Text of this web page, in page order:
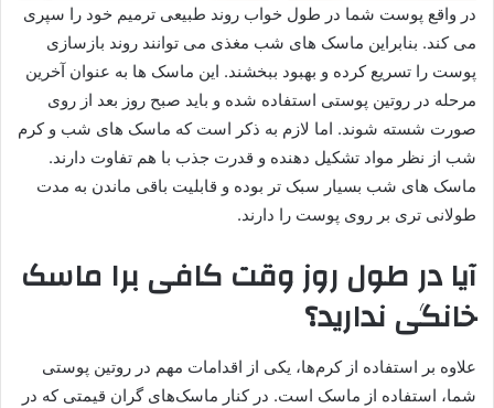
در واقع پوست شما در طول خواب روند طبیعی ترمیم خود را سپری
می کند. بنابراین ماسک های شب مغذی می توانند روند بازسازی
پوست را تسریع کرده و بهبود ببخشند. این ماسک ها به عنوان آخرین
مرحله در روتین پوستی استفاده شده و باید صبح روز بعد از روی
صورت شسته شوند. اما لازم به ذکر است که ماسک های شب و کرم
شب از نظر مواد تشکیل دهنده و قدرت جذب با هم تفاوت دارند.
ماسک های شب بسیار سبک تر بوده و قابلیت باقی ماندن به مدت
طولانی تری بر روی پوست را دارند.
آیا در طول روز وقت کافی برا ماسک
خانگی ندارید؟
علاوه بر استفاده از کرم‌ها، یکی از اقدامات مهم در روتین پوستی
شما، استفاده از ماسک است. در کنار ماسک‌های گران قیمتی که در